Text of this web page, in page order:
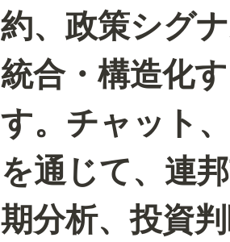
約、政策シグ
統合・構造化
す。チャット
を通じて、連
期分析、投資